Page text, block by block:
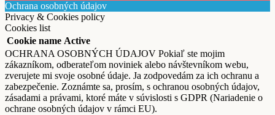
Ochrana osobných údajov
Privacy & Cookies policy
Cookies list
Cookie name Active
OCHRANA OSOBNÝCH ÚDAJOV Pokiaľ ste mojim
zákazníkom, odberateľom noviniek alebo návštevníkom webu,
zverujete mi svoje osobné údaje. Ja zodpovedám za ich ochranu a
zabezpečenie. Zoznámte sa, prosím, s ochranou osobných údajov,
zásadami a právami, ktoré máte v súvislosti s GDPR (Nariadenie o
ochrane osobných údajov v rámci EU).